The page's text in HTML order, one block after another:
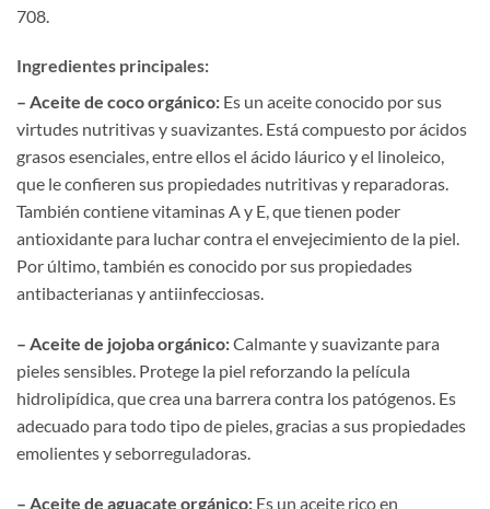
708.
Ingredientes principales:
– Aceite de coco orgánico: Es un aceite conocido por sus
virtudes nutritivas y suavizantes. Está compuesto por ácidos
grasos esenciales, entre ellos el ácido láurico y el linoleico,
que le confieren sus propiedades nutritivas y reparadoras.
También contiene vitaminas A y E, que tienen poder
antioxidante para luchar contra el envejecimiento de la piel.
Por último, también es conocido por sus propiedades
antibacterianas y antiinfecciosas.
– Aceite de jojoba orgánico:Calmante y suavizante para
pieles sensibles. Protege la piel reforzando la película
hidrolipídica, que crea una barrera contra los patógenos. Es
adecuado para todo tipo de pieles, gracias a sus propiedades
emolientes y seborreguladoras.
– Aceite de aguacate orgánico: Es un aceite rico en